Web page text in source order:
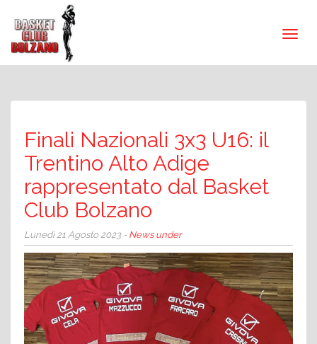
Finali Nazionali 3x3 U16: il
Trentino Alto Adige
rappresentato dal Basket
Club Bolzano
Lunedì 21 Agosto 2023 - News under